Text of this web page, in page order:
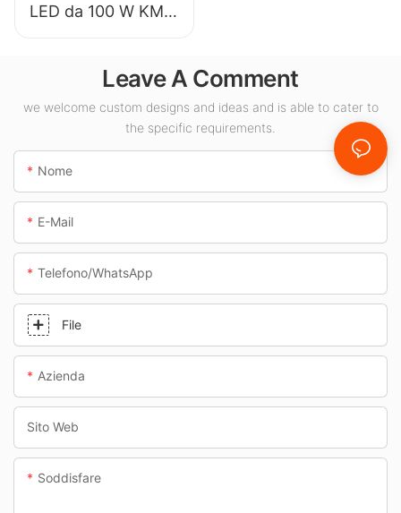
LED da 100 W KML-
CLA per spazi
stazioni di servizio
e sottopassaggi.
Leave A Comment
we welcome custom designs and ideas and is able to cater to
the specific requirements.
Nome
E-Mail
Telefono/WhatsApp
File
Azienda
Sito Web
Soddisfare